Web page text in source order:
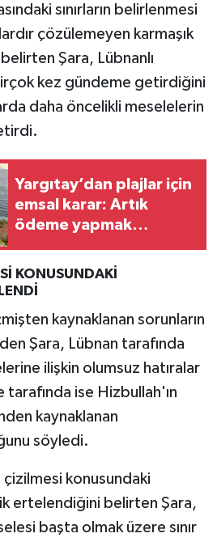
sınırların belirlenmesi
çözülemeyen karmaşık
Şara, Lübnanlı
kez gündeme getirdiğini
daha öncelikli meselelerin
Yargıtay’dan plajlar için
emsal karar: Artık
ödeme yapmak
KONUSUNDAKİ
kaynaklanan sorunların
Şara, Lübnan tarafında
ilişkin olumsuz hatıralar
tarafında ise Hizbullah'ın
kaynaklanan
söyledi.
çizilmesi konusundaki
ertelendiğini belirten Şara,
başta olmak üzere sınır